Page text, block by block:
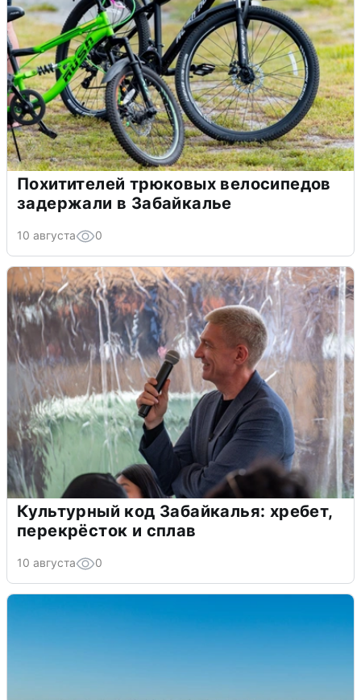
Похитителей трюковых велосипедов
задержали в Забайкалье
10 августа 0
Культурный код Забайкалья: хребет,
перекрёсток и сплав
10 августа 0